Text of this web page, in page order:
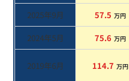
2025年9月
57.5 万円
2024年5月
75.6 万円
2019年6月 114.7 万円